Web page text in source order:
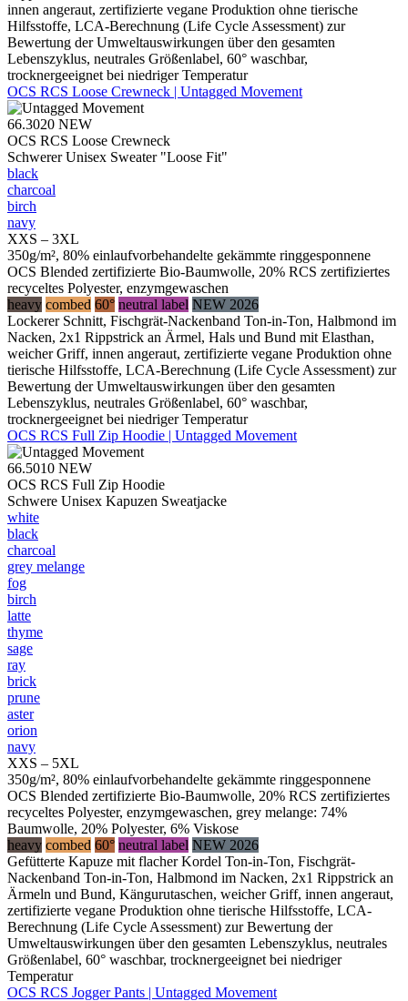
innen angeraut, zertifizierte vegane Produktion ohne tierische
Hilfsstoffe, LCA-Berechnung (Life Cycle Assessment) zur
Bewertung der Umweltauswirkungen über den gesamten
Lebenszyklus, neutrales Größenlabel, 60° waschbar,
trocknergeeignet bei niedriger Temperatur
OCS RCS Loose Crewneck | Untagged Movement
66.3020 NEW
OCS RCS Loose Crewneck
Schwerer Unisex Sweater "Loose Fit"
black
charcoal
birch
navy
XXS – 3XL
350g/m², 80% einlaufvorbehandelte gekämmte ringgesponnene
OCS Blended zertifizierte Bio-Baumwolle, 20% RCS zertifiziertes
recyceltes Polyester, enzymgewaschen
heavy combed 60° neutral label NEW 2026
Lockerer Schnitt, Fischgrät-Nackenband Ton-in-Ton, Halbmond im
Nacken, 2x1 Rippstrick an Ärmel, Hals und Bund mit Elasthan,
weicher Griff, innen angeraut, zertifizierte vegane Produktion ohne
tierische Hilfsstoffe, LCA-Berechnung (Life Cycle Assessment) zur
Bewertung der Umweltauswirkungen über den gesamten
Lebenszyklus, neutrales Größenlabel, 60° waschbar,
trocknergeeignet bei niedriger Temperatur
OCS RCS Full Zip Hoodie | Untagged Movement
66.5010 NEW
OCS RCS Full Zip Hoodie
Schwere Unisex Kapuzen Sweatjacke
white
black
charcoal
grey melange
fog
birch
latte
thyme
sage
ray
brick
prune
aster
orion
navy
XXS – 5XL
350g/m², 80% einlaufvorbehandelte gekämmte ringgesponnene
OCS Blended zertifizierte Bio-Baumwolle, 20% RCS zertifiziertes
recyceltes Polyester, enzymgewaschen, grey melange: 74%
Baumwolle, 20% Polyester, 6% Viskose
heavy combed 60° neutral label NEW 2026
Gefütterte Kapuze mit flacher Kordel Ton-in-Ton, Fischgrät-
Nackenband Ton-in-Ton, Halbmond im Nacken, 2x1 Rippstrick an
Ärmeln und Bund, Kängurutaschen, weicher Griff, innen angeraut,
zertifizierte vegane Produktion ohne tierische Hilfsstoffe, LCA-
Berechnung (Life Cycle Assessment) zur Bewertung der
Umweltauswirkungen über den gesamten Lebenszyklus, neutrales
Größenlabel, 60° waschbar, trocknergeeignet bei niedriger
Temperatur
OCS RCS Jogger Pants | Untagged Movement